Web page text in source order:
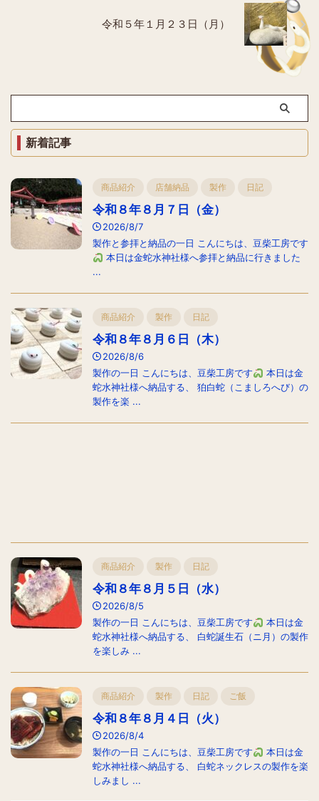
令和５年１月２３日（月）
新着記事
商品紹介 店舗納品 製作 日記
令和８年８月７日（金）
2026/8/7
製作と参拝と納品の一日 こんにちは、豆柴工房です
本日は金蛇水神社様へ参拝と納品に行きました
...
商品紹介 製作 日記
令和８年８月６日（木）
2026/8/6
製作の一日 こんにちは、豆柴工房です
本日は金
蛇水神社様へ納品する、 狛白蛇（こましろへび）の
製作を楽 ...
商品紹介 製作 日記
令和８年８月５日（水）
2026/8/5
製作の一日 こんにちは、豆柴工房です
本日は金
蛇水神社様へ納品する、 白蛇誕生石（ニ月）の製作
を楽しみ ...
商品紹介 製作 日記 ご飯
令和８年８月４日（火）
2026/8/4
製作の一日 こんにちは、豆柴工房です
本日は金
蛇水神社様へ納品する、 白蛇ネックレスの製作を楽
しみまし ...